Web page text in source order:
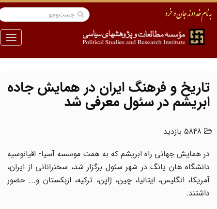
منو
تاریخ و فرهنگ ایران در همایش جاده
ابریشم در سئول معرفی شد
5848 بازدید
در همایش جهانی راه ابریشم که به همت موسسه آسیا- اقیانوسیه
دانشگاه هان یانگ در شهر سئول برگزار شد، سخنرانانی از ایران،
آمریکا، انگلیس، ایتالیا، چین، ژاپن، ترکیه، ازبکستان و... حضور
داشتند.